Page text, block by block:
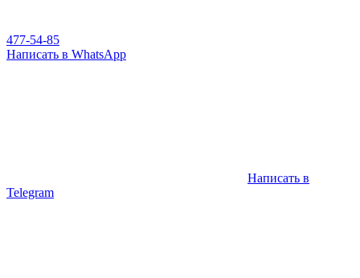
477-54-85
Написать в WhatsApp
Написать в
Telegram